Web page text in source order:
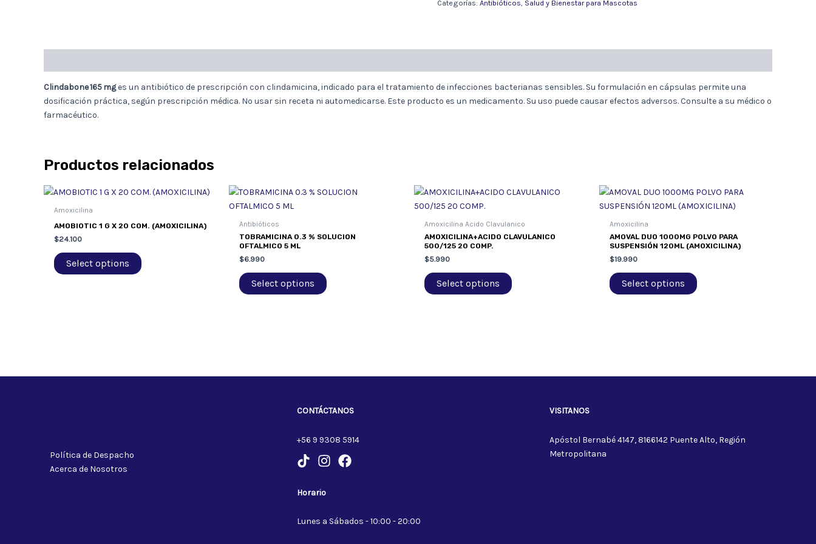
(CLINDAMICINA).
Categorías: Antibióticos Salud y Bienestar para Mascotas
Clindabone 165 mges un antibiótico de prescripción con clindamicina, indicado para el tratamiento de infecciones bacterianas sensibles. Su formulación en cápsulas permite una
dosificación práctica, según prescripción médica. No usar sin receta ni automedicarse. Este producto es un medicamento. Su uso puede causar efectos adversos. Consulte a su médico o
farmacéutico.
Productos relacionados
Amoxicilina
AMOBIOTIC 1 G X 20 COM. (AMOXICILINA)
$24.100
Select options
Antibióticos
TOBRAMICINA 0.3 % SOLUCION
OFTALMICO 5 ML
$6.990
Select options
Amoxicilina Acido Clavulanico
AMOXICILINA+ACIDO CLAVULANICO
500/125 20 COMP.
$5.990
Select options
Amoxicilina
AMOVAL DUO 1000MG POLVO PARA
SUSPENSIÓN 120ML (AMOXICILINA)
$19.990
Select options
Política de Despacho
Acerca de Nosotros
CONTÁCTANOS
+56 9 9308 5914
Horario
Lunes a Sábados - 10:00 - 20:00
VISITANOS
Apóstol Bernabé 4147, 8166142 Puente Alto, Región
Metropolitana